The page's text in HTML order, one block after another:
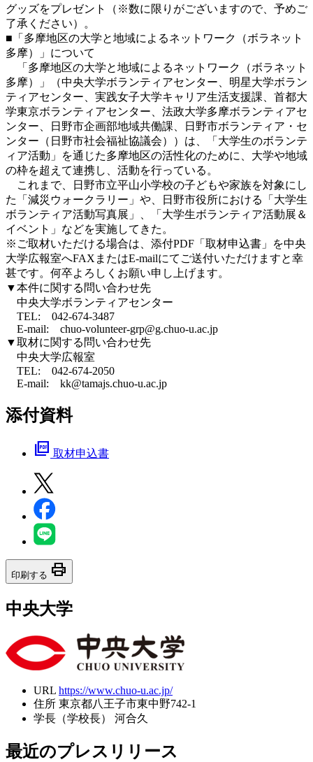
グッズをプレゼント（※数に限りがございますので、予めご
了承ください）。
■「多摩地区の大学と地域によるネットワーク（ボラネット
多摩）」について
「多摩地区の大学と地域によるネットワーク（ボラネット
多摩）」（中央大学ボランティアセンター、明星大学ボラン
ティアセンター、実践女子大学キャリア生活支援課、首都大
学東京ボランティアセンター、法政大学多摩ボランティアセ
ンター、日野市企画部地域共働課、日野市ボランティア・セ
ンター（日野市社会福祉協議会））は、「大学生のボランテ
ィア活動」を通じた多摩地区の活性化のために、大学や地域
の枠を超えて連携し、活動を行っている。
これまで、日野市立平山小学校の子どもや家族を対象にし
た「減災ウォークラリー」や、日野市役所における「大学生
ボランティア活動写真展」、「大学生ボランティア活動展＆
イベント」などを実施してきた。
※ご取材いただける場合は、添付PDF「取材申込書」を中央
大学広報室へFAXまたはE-mailにてご送付いただけますと幸
甚です。何卒よろしくお願い申し上げます。
▼本件に関する問い合わせ先
中央大学ボランティアセンター
TEL: 042-674-3487
E-mail: chuo-volunteer-grp@g.chuo-u.ac.jp
▼取材に関する問い合わせ先
中央大学広報室
TEL: 042-674-2050
E-mail: kk@tamajs.chuo-u.ac.jp
添付資料
picture_as_pdf 取材申込書
印刷する print
中央大学
URL https://www.chuo-u.ac.jp/
住所 東京都八王子市東中野742-1
学長（学校長）
河合久
最近のプレスリリース